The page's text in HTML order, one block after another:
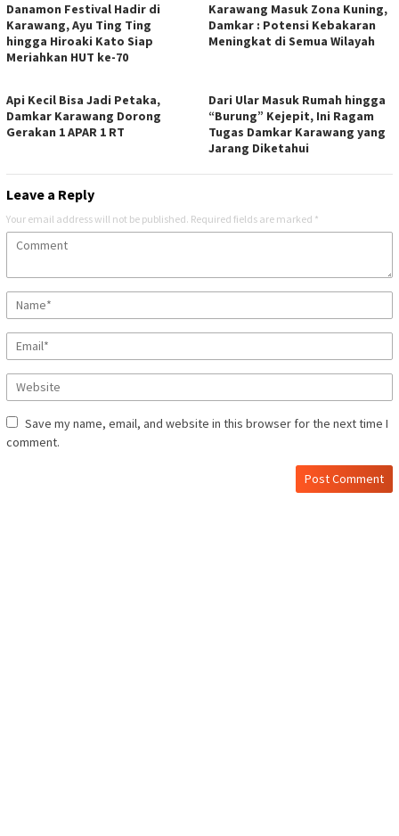
Danamon Festival Hadir di
Karawang, Ayu Ting Ting
hingga Hiroaki Kato Siap
Meriahkan HUT ke-70
Karawang Masuk Zona Kuning,
Damkar : Potensi Kebakaran
Meningkat di Semua Wilayah
Api Kecil Bisa Jadi Petaka,
Damkar Karawang Dorong
Gerakan 1 APAR 1 RT
Dari Ular Masuk Rumah hingga
“Burung” Kejepit, Ini Ragam
Tugas Damkar Karawang yang
Jarang Diketahui
Leave a Reply
Your email address will not be published. Required fields are marked *
Save my name, email, and website in this browser for the next time I
comment.